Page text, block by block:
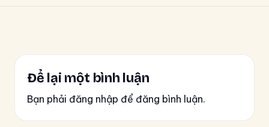
Để lại một bình luận
Bạn phải đăng nhập để đăng bình luận.